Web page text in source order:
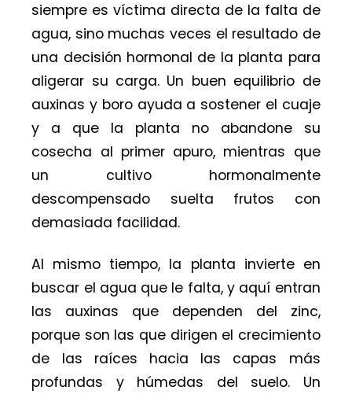
siempre es víctima directa de la falta de
agua, sino muchas veces el resultado de
una decisión hormonal de la planta para
aligerar su carga. Un buen equilibrio de
auxinas y boro ayuda a sostener el cuaje
y a que la planta no abandone su
cosecha al primer apuro, mientras que
un cultivo hormonalmente
descompensado suelta frutos con
demasiada facilidad.
Al mismo tiempo, la planta invierte en
buscar el agua que le falta, y aquí entran
las auxinas que dependen del zinc,
porque son las que dirigen el crecimiento
de las raíces hacia las capas más
profundas y húmedas del suelo. Un